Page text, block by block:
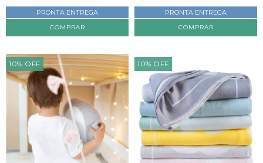
PRONTA ENTREGA PRONTA ENTREGA
COMPRAR
10% OFF 10% OFF